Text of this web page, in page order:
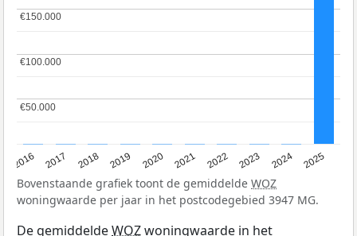
2016 2017 2018 2019 2020 2021 2022 2023 2024 2025
€50.000
€50.000
€100.000
€100.000
€150.000
€150.000
Bovenstaande grafiek toont de gemiddelde WOZ
woningwaarde per jaar in het postcodegebied 3947 MG.
De gemiddeldeWOZwoningwaarde in het